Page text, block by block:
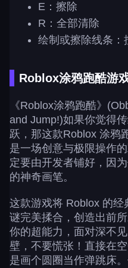
E：擦除
R：全部清除
绘制或擦除线条：
Roblox涂鸦跑酷游
《Roblox涂鸦跑酷》
and Jump!)如果你觉得
跃，那这款Roblox 涂鸦
是一场创意与极限操作
定要由开发者铺好，因
的神奇画笔。
这款游戏将 Roblox 的
谜完美揉合，创造出前
你的超能力，面对深不
壁，不要慌张！直接在
是画个圆圈当作弹跳床